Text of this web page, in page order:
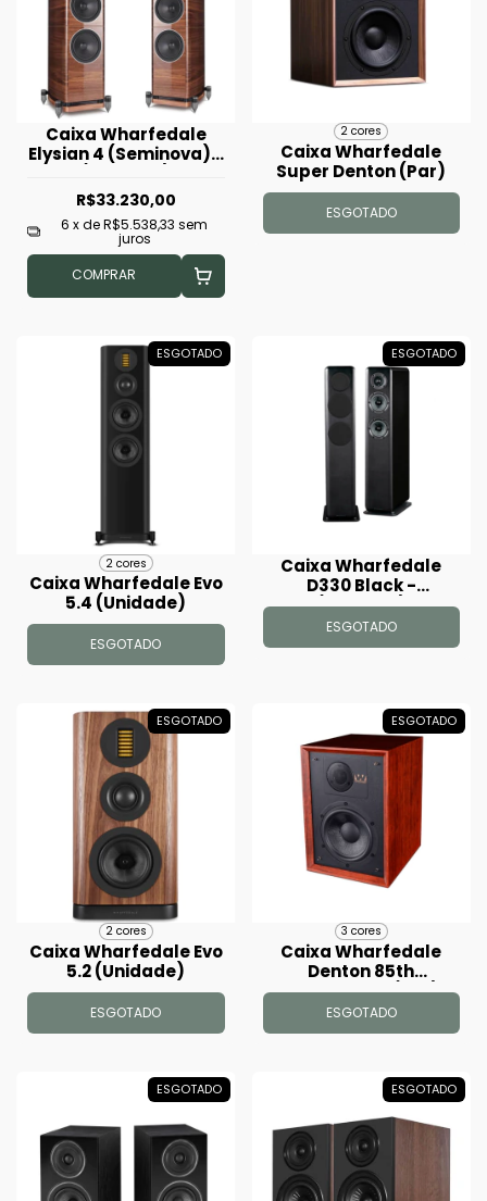
Caixa Wharfedale
Elysian 4 (Seminova) -
R$33.230,00
6 x deR$5.538,33 sem
juros
COMPRAR
2 cores
Caixa Wharfedale
Super Denton (Par)
ESGOTADO
ESGOTADO
2 cores
Caixa Wharfedale Evo
5.4 (Unidade)
ESGOTADO
ESGOTADO
Caixa Wharfedale
D330 Black -
(Unidade)
ESGOTADO
ESGOTADO
2 cores
Caixa Wharfedale Evo
5.2 (Unidade)
ESGOTADO
ESGOTADO
3 cores
Caixa Wharfedale
Denton 85th
Anniversary (Par)
ESGOTADO
ESGOTADO ESGOTADO